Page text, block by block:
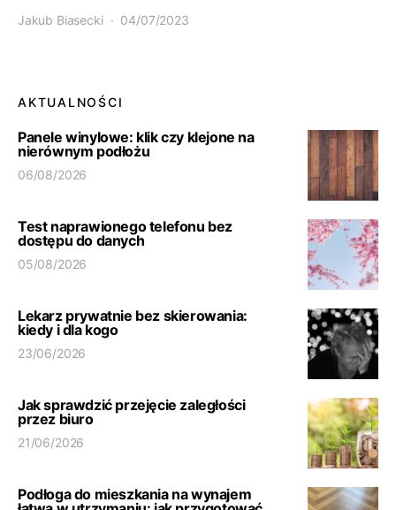
Jakub Biasecki 04/07/2023
AKTUALNOŚCI
Panele winylowe: klik czy klejone na
nierównym podłożu
06/08/2026
Test naprawionego telefonu bez
dostępu do danych
05/08/2026
Lekarz prywatnie bez skierowania:
kiedy i dla kogo
23/06/2026
Jak sprawdzić przejęcie zaległości
przez biuro
21/06/2026
Podłoga do mieszkania na wynajem